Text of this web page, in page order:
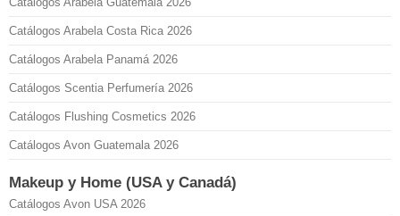
Catálogos Arabela Costa Rica 2026
Catálogos Arabela Panamá 2026
Catálogos Scentia Perfumería 2026
Catálogos Flushing Cosmetics 2026
Catálogos Avon Guatemala 2026
Makeup y Home (USA y Canadá)
Catálogos Avon USA 2026